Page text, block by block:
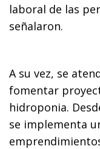
laboral de las
señalaron.
A su vez, se
fomentar
hidroponia.
se implementa